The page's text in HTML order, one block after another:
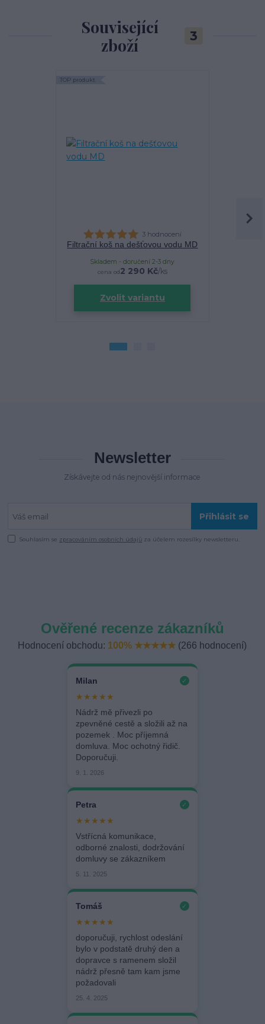
Související
zboží
3
TOP produkt
3 hodnocení
Filtrační koš na dešťovou vodu MD
cena od 2 290 Kč/ks
Skladem - doručení 2-3 dny
Zvolit variantu
Newsletter
Získávejte od nás nejnovější informace
Přihlásit se
Souhlasím se zpracováním osobních údajů za účelem rozesílky newsletteru.
Ověřené recenze zákazníků
Hodnocení obchodu: 100% ★★★★★ (266 hodnocení)
Milan ✓
★★★★★
Nádrž mě přivezli po
zpevněné cestě a složili až na
pozemek . Moc příjemná
domluva. Moc ochotný řidič.
Doporučuji.
9. 1. 2026
Petra ✓
★★★★★
Vstřícná komunikace,
odborné znalosti, dodržování
domluvy se zákazníkem
5. 11. 2025
Tomáš ✓
★★★★★
doporučuji, rychlost odeslání
bylo v podstatě druhý den a
dopravce s ramenem složil
nádrž přesně tam kam jsme
požadovali
25. 4. 2025